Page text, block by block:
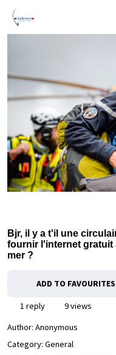
Bjr, il y a t'il une
fournir l'internet gratuit
mer ?
ADD TO FAVOURITES
1 reply
9 views
Author: Anonymous
Category: General